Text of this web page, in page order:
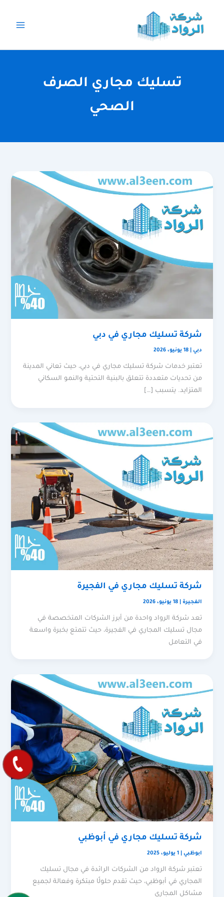
المحتوى
تسليك مجاري الصرف
الصحي
شركة تسليك مجاري في دبي
دبي |18 يونيو، 2026
تعتبر خدمات شركة تسليك مجاري في دبي، حيث تعاني المدينة
من تحديات متعددة تتعلق بالبنية التحتية والنمو السكاني
المتزايد. يتسبب […]
شركة تسليك مجاري في الفجيرة
الفجيرة |18 يونيو، 2026
تعد شركة الرواد واحدة من أبرز الشركات المتخصصة في
مجال تسليك المجاري في الفجيرة، حيث تتمتع بخبرة واسعة
في التعامل
شركة تسليك مجاري في أبوظبي
ابوظبي |1 يوليو، 2025
تعتبر شركة الرواد من الشركات الرائدة في مجال تسليك
المجاري في أبوظبي، حيث تقدم حلولًا مبتكرة وفعالة لجميع
مشاكل المجاري